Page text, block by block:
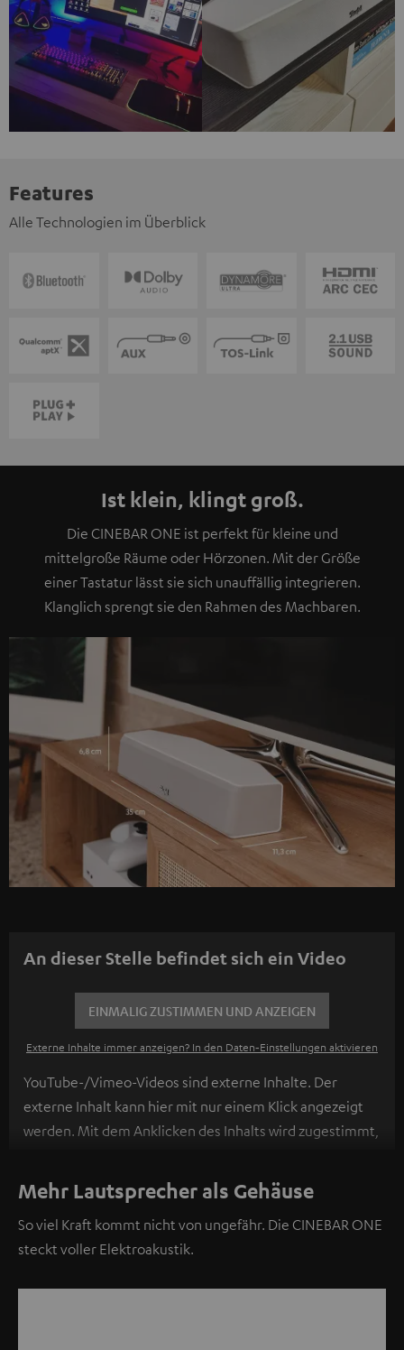
Features
Alle Technologien im Überblick
Ist klein, klingt groß.
Die CINEBAR ONE ist perfekt für kleine und
mittelgroße Räume oder Hörzonen. Mit der Größe
einer Tastatur lässt sie sich unauffällig integrieren.
Klanglich sprengt sie den Rahmen des Machbaren.
An dieser Stelle befindet sich ein Video
EINMALIG ZUSTIMMEN UND ANZEIGEN
Externe Inhalte immer anzeigen? In den Daten‑Einstellungen aktivieren
YouTube-/Vimeo-Videos sind externe Inhalte. Der
externe Inhalt kann hier mit nur einem Klick angezeigt
werden. Mit dem Anklicken des Inhalts wird zugestimmt,
personenbezogene Daten an Drittplattformen
übermittelt werden.Weitere Informationen sind in der
Datenschutzerklärung unter I zu finden.
Mehr Lautsprecher als Gehäuse
So viel Kraft kommt nicht von ungefähr. Die CINEBAR ONE
steckt voller Elektroakustik.